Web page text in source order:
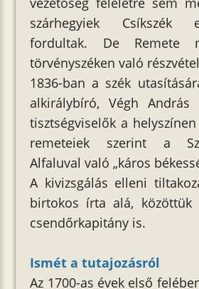
szárhegyiek Csíkszék
fordultak. De Remete
törvényszéken való
1836-ban a szék
alkirálybíró, Végh
tisztségviselők a
remeteiek szerint a
Alfaluval való „káros
A kivizsgálás elleni
birtokos írta alá, közöttük
csendőrkapitány is.
Ismét a tutajozásról
Az 1700-as évek első